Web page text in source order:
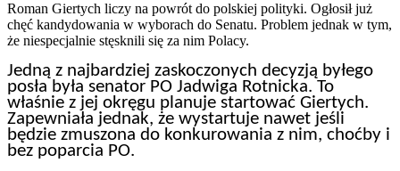
Roman Giertych liczy na powrót do polskiej polityki. Ogłosił już
chęć kandydowania w wyborach do Senatu. Problem jednak w tym,
że niespecjalnie stęsknili się za nim Polacy.
Jedną z najbardziej zaskoczonych decyzją byłego
posła była senator PO Jadwiga Rotnicka. To
właśnie z jej okręgu planuje startować Giertych.
Zapewniała jednak, że wystartuje nawet jeśli
będzie zmuszona do konkurowania z nim, choćby i
bez poparcia PO.